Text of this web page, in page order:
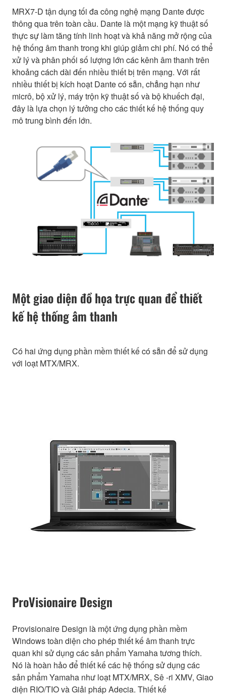
MRX7-D tận dụng tối đa công nghệ mạng Dante được
thông qua trên toàn cầu. Dante là một mạng kỹ thuật số
thực sự làm tăng tính linh hoạt và khả năng mở rộng của
hệ thống âm thanh trong khi giúp giảm chi phí. Nó có thể
xử lý và phân phối số lượng lớn các kênh âm thanh trên
khoảng cách dài đến nhiều thiết bị trên mạng. Với rất
nhiều thiết bị kích hoạt Dante có sẵn, chẳng hạn như
micrô, bộ xử lý, máy trộn kỹ thuật số và bộ khuếch đại,
đây là lựa chọn lý tưởng cho các thiết kế hệ thống quy
mô trung bình đến lớn.
Một giao diện đồ họa trực quan để thiết
kế hệ thống âm thanh
Có hai ứng dụng phần mềm thiết kế có sẵn để sử dụng
với loạt MTX/MRX.
ProVisionaire Design
Provisionaire Design là một ứng dụng phần mềm
Windows toàn diện cho phép thiết kế âm thanh trực
quan khi sử dụng các sản phẩm Yamaha tương thích.
Nó là hoàn hảo để thiết kế các hệ thống sử dụng các
sản phẩm Yamaha như loạt MTX/MRX, Sê -ri XMV, Giao
diện RIO/TIO và Giải pháp Adecia. Thiết kế